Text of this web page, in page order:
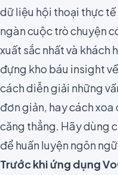
dữ liệu hội thoại thực
ngàn cuộc trò chuyện
xuất sắc nhất và khách
đựng kho báu insight
cách diễn giải những
đơn giản, hay cách
căng thẳng. Hãy dùng
để huấn luyện ngôn
Trước khi ứng dụng